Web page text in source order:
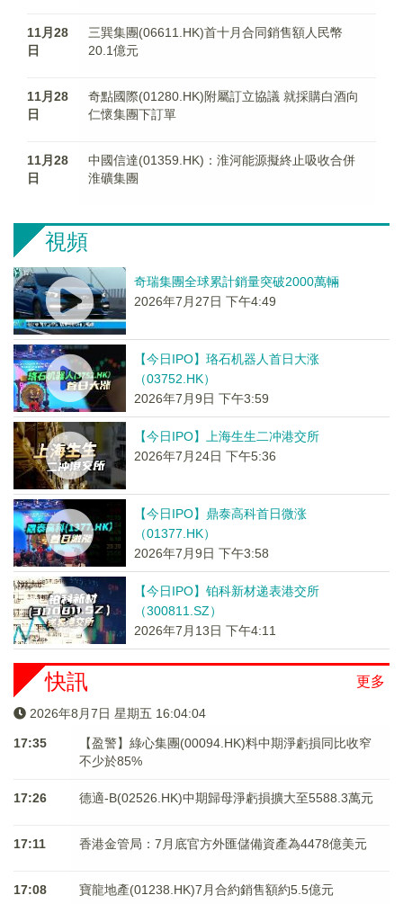
11月28
日
三巽集團(06611.HK)首十月合同銷售額人民幣
20.1億元
11月28
日
奇點國際(01280.HK)附屬訂立協議 就採購白酒向
仁懷集團下訂單
11月28
日
中國信達(01359.HK)：淮河能源擬終止吸收合併
淮礦集團
視頻
奇瑞集團全球累計銷量突破2000萬輛
2026年7月27日 下午4:49
【今日IPO】珞石机器人首日大涨
（03752.HK）
2026年7月9日 下午3:59
【今日IPO】上海生生二冲港交所
2026年7月24日 下午5:36
【今日IPO】鼎泰高科首日微涨
（01377.HK）
2026年7月9日 下午3:58
【今日IPO】铂科新材递表港交所
（300811.SZ）
2026年7月13日 下午4:11
更多
快訊
2026年8月7日 星期五 16:04:04
17:35
【盈警】綠心集團(00094.HK)料中期淨虧損同比收窄
不少於85%
17:26 德適-B(02526.HK)中期歸母淨虧損擴大至5588.3萬元
17:11 香港金管局：7月底官方外匯儲備資產為4478億美元
17:08 寶龍地產(01238.HK)7月合約銷售額約5.5億元